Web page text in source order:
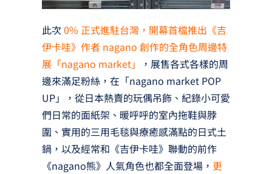
此次 0% 正式進駐台灣，開幕首檔推出《吉
伊卡哇》作者 nagano 創作的全角色周邊特
展「nagano market」
，展售各式各樣的周
邊來滿足粉絲，在「nagano market POP
UP」，從日本熱賣的玩偶吊飾、紀錄小可愛
們日常的面紙架、暖呼呼的室內拖鞋與脖
圍、實用的三用毛毯與療癒感滿點的日式土
鍋，以及經常和《吉伊卡哇》聯動的前作
《nagano熊》人氣角色也都全面登場， 更